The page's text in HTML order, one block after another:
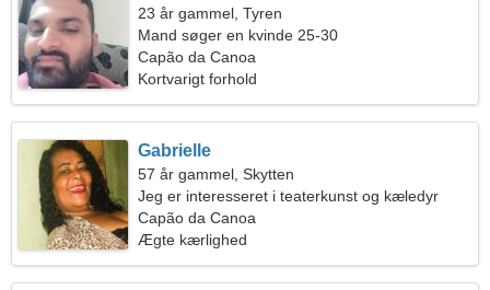
23 år gammel, Tyren
Mand søger en kvinde 25-30
Capão da Canoa
Kortvarigt forhold
Gabrielle
57 år gammel, Skytten
Jeg er interesseret i teaterkunst og kæledyr
Capão da Canoa
Ægte kærlighed